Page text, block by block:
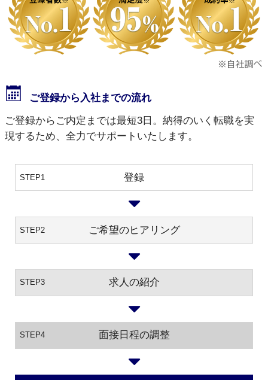
ご登録から入社までの流れ
ご登録からご内定までは最短3日。納得のいく転職を実
現するため、全力でサポートいたします。
STEP1 登録
STEP2 ご希望のヒアリング
STEP3 求人の紹介
STEP4 面接日程の調整